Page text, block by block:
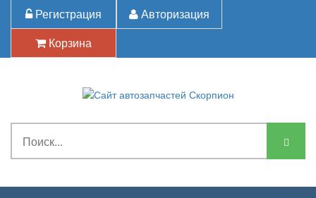
Регистрация
Авторизация
Корзина